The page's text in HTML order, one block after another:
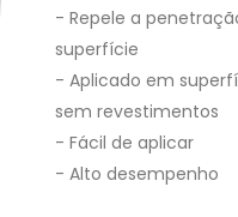
- Repele a
superfície
- Aplicado em
sem revestimentos
- Fácil de aplicar
- Alto desempenho